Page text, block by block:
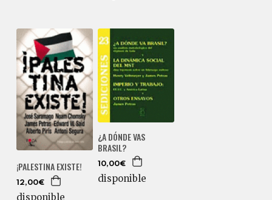
¡PALESTINA EXISTE!
12,00€
disponible
¿A DÓNDE VAS
BRASIL?
10,00€
disponible